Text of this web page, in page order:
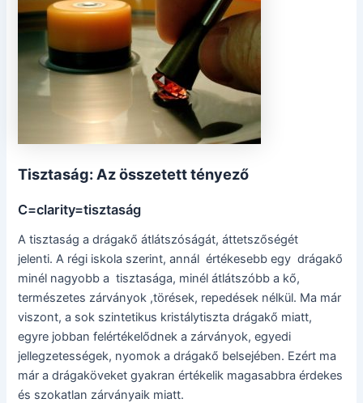
Tisztaság: Az összetett tényező
C=clarity=tisztaság
A tisztaság a drágakő átlátszóságát, áttetszőségét
jelenti. A régi iskola szerint, annál értékesebb egy drágakő
minél nagyobb a tisztasága, minél átlátszóbb a kő,
természetes zárványok ,törések, repedések nélkül. Ma már
viszont, a sok szintetikus kristálytiszta drágakő miatt,
egyre jobban felértékelődnek a zárványok, egyedi
jellegzetességek, nyomok a drágakő belsejében. Ezért ma
már a drágaköveket gyakran értékelik magasabbra érdekes
és szokatlan zárványaik miatt.